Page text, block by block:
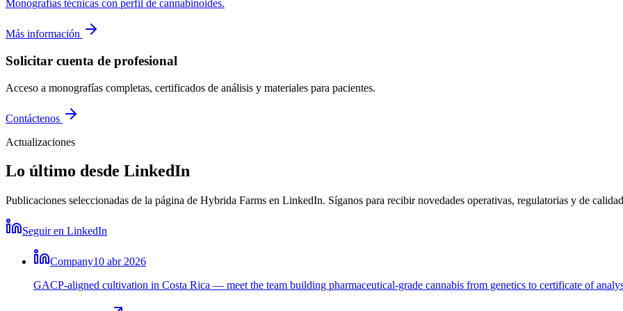
Monografías técnicas con perfil de cannabinoides.
Más información
Solicitar cuenta de profesional
Acceso a monografías completas, certificados de análisis y materiales para pacientes.
Contáctenos
Actualizaciones
Lo último desde LinkedIn
Publicaciones seleccionadas de la página de Hybrida Farms en LinkedIn. Síganos para recibir novedades operativas, regulatorias y de
Seguir en LinkedIn
Company10 abr 2026
GACP-aligned cultivation in Costa Rica — meet the team building pharmaceutical-grade cannabis from genetics to certificate of